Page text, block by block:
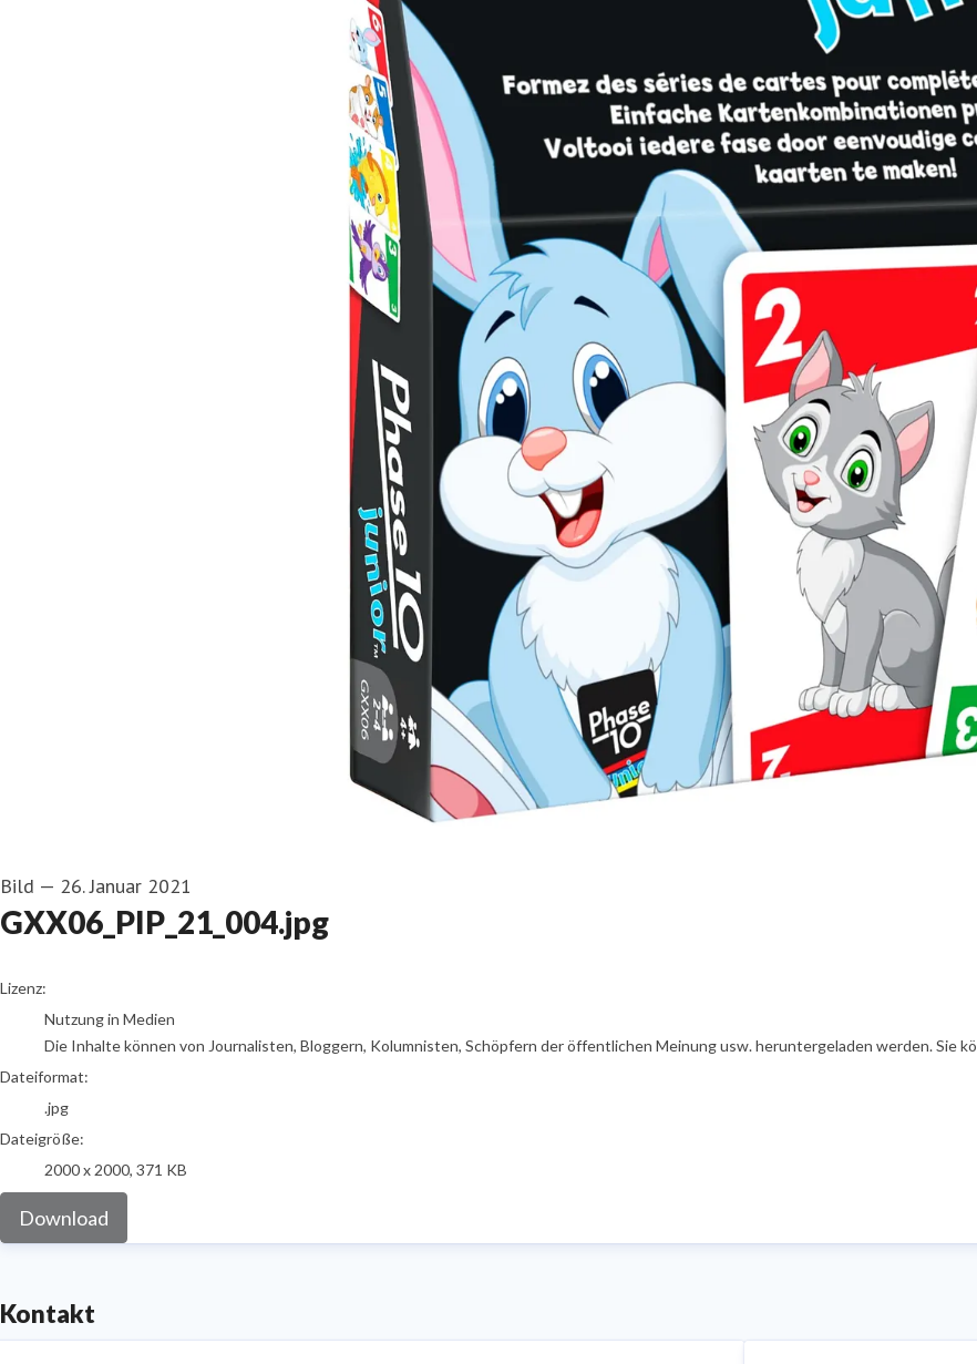
Bild — 26. Januar 2021
GXX06_PIP_21_004.jpg
go to media item
Lizenz:
Nutzung in Medien
Die Inhalte können von Journalisten, Bloggern, Kolumnisten, Schöpfern der öffentlichen Meinung usw. heruntergeladen werden.
Dateiformat:
.jpg
Dateigröße:
2000 x 2000, 371 KB
Download
Kontakt